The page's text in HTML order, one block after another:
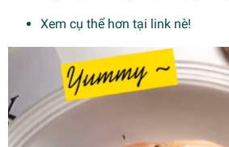
Xem cụ thể hơn tại link nè!